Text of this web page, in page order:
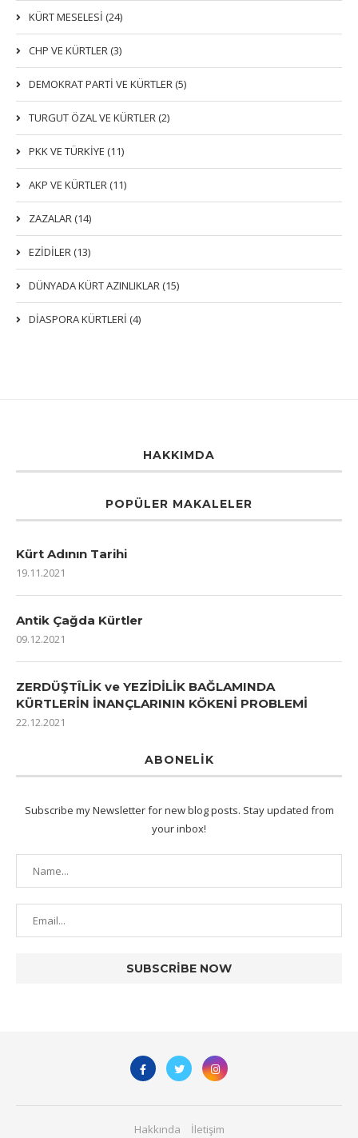
KÜRT MESELESİ (24)
CHP VE KÜRTLER (3)
DEMOKRAT PARTI VE KÜRTLER (5)
TURGUT ÖZAL VE KÜRTLER (2)
PKK VE TÜRKIYE (11)
AKP VE KÜRTLER (11)
ZAZALAR (14)
EZIDILER (13)
DÜNYADA KÜRT AZINLIKLAR (15)
DİASPORA KÜRTLERİ (4)
HAKKIMDA
POPÜLER MAKALELER
Kürt Adının Tarihi
19.11.2021
Antik Çağda Kürtler
09.12.2021
ZERDÜŞTÎLİK ve YEZİDİLİK BAĞLAMINDA
KÜRTLERİN İNANÇLARININ KÖKENİ PROBLEMİ
22.12.2021
ABONELIK
Subscribe my Newsletter for new blog posts. Stay updated from
your inbox!
Hakkında İletişim